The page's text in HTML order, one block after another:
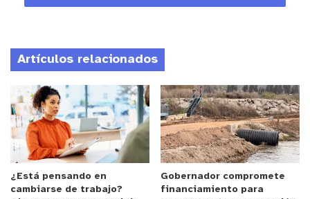
Cesfam de Villa Alemana y nuestros concejales y
se les va a proteger y donde se va a promover la
lactancia segura”, afirmó Javiera Toledo, alcaldesa
de la comuna.
Anuncio Patrocinado
La edil, agregó que, “en Villa Alemana es
importante avanzar hacia una sociedad bien
tratante y dentro ello está también proteger el
Artículos relacionados
¿Está pensando en
cambiarse de trabajo?
Gobernador compromete
financiamiento para